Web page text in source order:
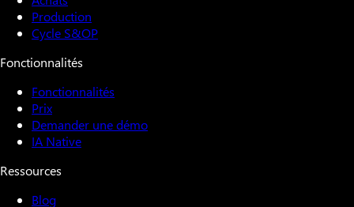
Production
Cycle S&OP
Fonctionnalités
Fonctionnalités
Prix
Demander une démo
IA Native
Ressources
Blog